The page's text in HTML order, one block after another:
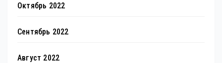
Октябрь 2022
Сентябрь 2022
Август 2022